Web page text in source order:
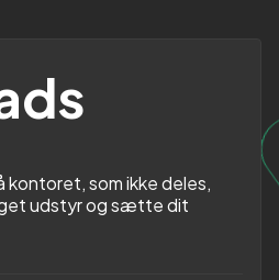
kontoret, som ikke deles,
udstyr og sætte dit